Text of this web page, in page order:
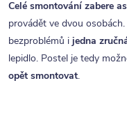
Celé smontování zabere
provádět ve dvou
bezproblémů i jedna
lepidlo. Postel je tedy
opět smontovat.